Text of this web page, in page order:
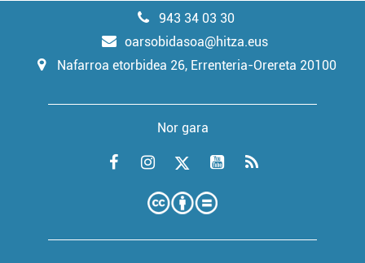
943 34 03 30
oarsobidasoa@hitza.eus
Nafarroa etorbidea 26, Errenteria-Orereta 20100
Nor gara